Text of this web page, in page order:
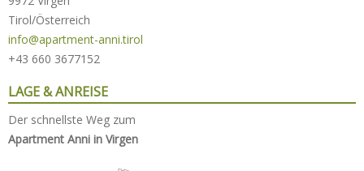
Tirol/Österreich
info@apartment-anni.tirol
+43 660 3677152
LAGE & ANREISE
Der schnellste Weg zum
Apartment Anni in Virgen